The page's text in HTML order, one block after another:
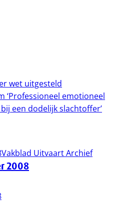
wet uitgesteld
‘Professioneel emotioneel
een dodelijk slachtoffer’
Vakblad Uitvaart Archief
2008